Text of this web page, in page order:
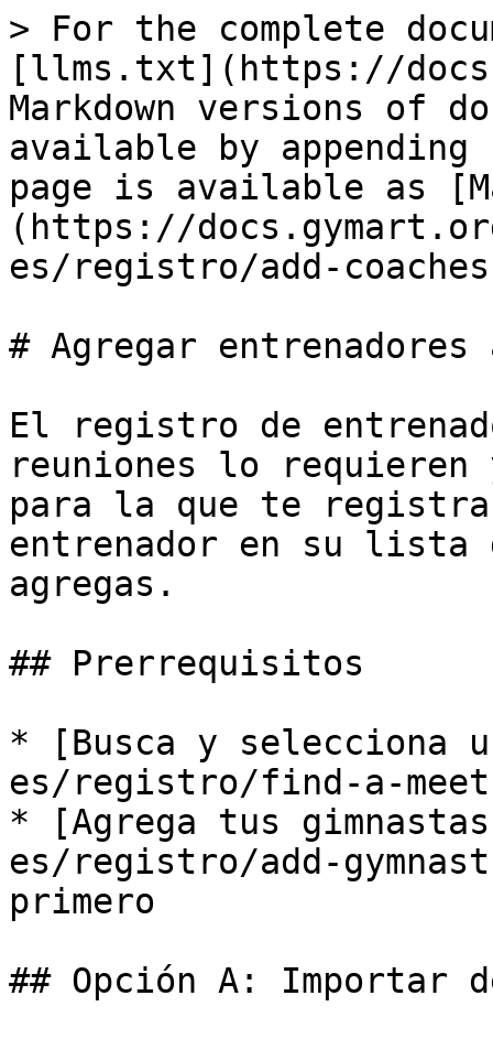
> For the complete
[llms.txt](https://
Markdown versions of
available by
page is available as
(https://
es/registro/add-
# Agregar
El registro de
reuniones lo
para la que te
entrenador en su lista
agregas.
## Prerrequisitos
* [Busca y selecciona
es/registro/find-a-
* [Agrega tus
es/registro/add-
primero
## Opción A: Importar